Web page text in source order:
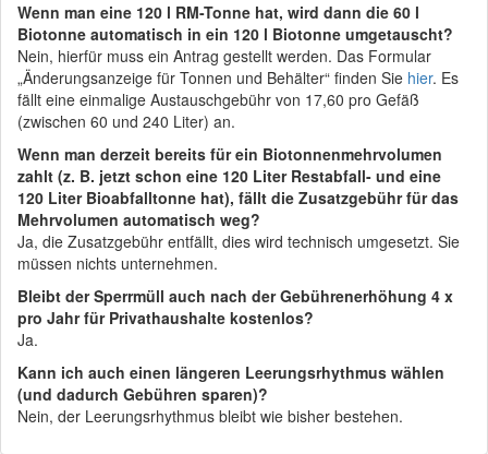
Wenn man eine 120 l RM-Tonne hat, wird dann die 60 l
Biotonne automatisch in ein 120 l Biotonne umgetauscht?
Nein, hierfür muss ein Antrag gestellt werden. Das Formular
„Änderungsanzeige für Tonnen und Behälter“ finden Sie hier. Es
fällt eine einmalige Austauschgebühr von 17,60 pro Gefäß
(zwischen 60 und 240 Liter) an.
Wenn man derzeit bereits für ein Biotonnenmehrvolumen
zahlt (z. B. jetzt schon eine 120 Liter Restabfall- und eine
120 Liter Bioabfalltonne hat), fällt die Zusatzgebühr für das
Mehrvolumen automatisch weg?
Ja, die Zusatzgebühr entfällt, dies wird technisch umgesetzt. Sie
müssen nichts unternehmen.
Bleibt der Sperrmüll auch nach der Gebührenerhöhung 4 x
pro Jahr für Privathaushalte kostenlos?
Ja.
Kann ich auch einen längeren Leerungsrhythmus wählen
(und dadurch Gebühren sparen)?
Nein, der Leerungsrhythmus bleibt wie bisher bestehen.